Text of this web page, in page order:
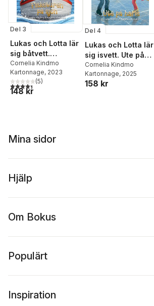
Del 3
Lukas och Lotta lär
sig båtvett.
Fisketuren på sjön
Cornelia Kindmo
Kartonnage, 2023
4,4utav 5 stjärnor. Totalt antal röster:
(5)
148 kr
Del 4
Lukas och Lotta lär
sig isvett. Ute på
hal is
Cornelia Kindmo
Kartonnage, 2025
158 kr
Mina sidor
Hjälp
Om Bokus
Populärt
Inspiration